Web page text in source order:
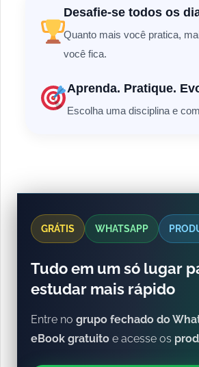
Desafie-se todos os
Quanto mais você pratica,
você fica.
Aprenda. Pratique.
Escolha uma disciplina e
GRÁTIS WHATSAPP
Tudo em um só lugar
estudar mais rápido
Entre no grupo fechado do
eBook gratuito e acesse os